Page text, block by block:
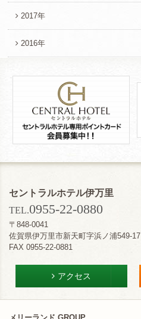
2017年
2016年
セントラルホテル伊万里
TEL.0955-22-0880
〒848-0041
佐賀県伊万里市新天町字浜ノ浦549-17
FAX 0955-22-0881
アクセス